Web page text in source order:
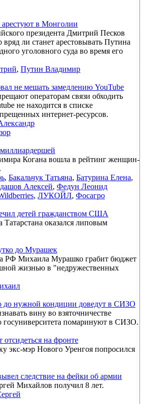
в Монголии
президента Дмитрий Песков
вряд ли станет арестовывать Путина
уголовного суда во время его
, Путин Владимир
не мешать замедлению YouTube
операторам связи обходить
не находится в списке
интернет-ресурсов.
Когана вошла в рейтинг женщин-
, Бакальчук Татьяна, Батурина Елена,
Алексей, Федун Леонид
, ЛУКОЙЛ, Фосагро
детей гражданством США
Татарстана оказался липовым
до Мурашек
РФ Михаила Мурашко грабит бюджет
жизнью в "недружественных
до нужной кондиции доведут в СИЗО
вину во взяточничестве
госуниверситета помаринуют в СИЗО.
на фронте
экс-мэр Нового Уренгоя попросился
следствие на фейки об армии
Михайлов получил 8 лет.